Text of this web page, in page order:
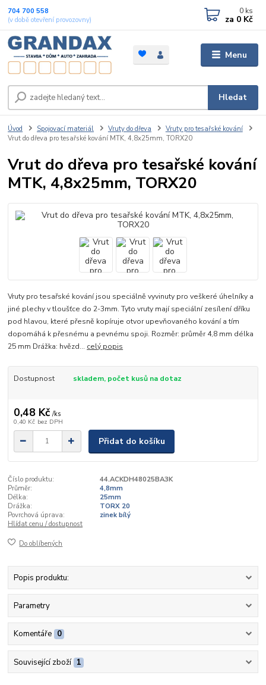
Menu
Hledat
704 700 558
(v době otevření provozovny)
0 ks
za 0 Kč
Úvod Spojovací materiál Vruty do dřeva
Vruty pro tesařské kování
Vrut do dřeva pro tesařské kování MTK, 4,8x25mm, TORX20
Vrut do dřeva pro tesařské kování
MTK, 4,8x25mm, TORX20
Vruty pro tesařské kování jsou speciálně vyvinuty pro veškeré úhelníky a
jiné plechy v tloušťce do 2-3mm. Tyto vruty mají speciální zesílení dříku
pod hlavou, které přesně kopíruje otvor upevňovaného kování a tím
dopomáhá k přesnému a pevnému spoji. Rozměr: průměr 4,8 mm délka
25 mm Drážka: hvězd... celý popis
Dostupnost skladem, počet kusů na dotaz
0,48 Kč /ks
0,40 Kč bez DPH
Přidat do košíku
Číslo produktu:
44.ACKDH48025BA3K
Průměr:
4,8mm
Délka:
25mm
Drážka:
TORX 20
Povrchová úprava:
zinek bílý
Hlídat cenu / dostupnost
Do oblíbených
Popis produktu:
Parametry
Komentáře 0
Související zboží 1